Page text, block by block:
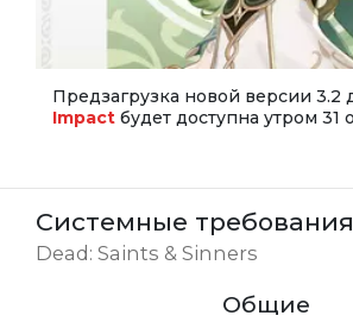
Предзагрузка новой версии 3.2
Impact будет доступна утром 31
Системные требования
Dead: Saints & Sinners
Общие